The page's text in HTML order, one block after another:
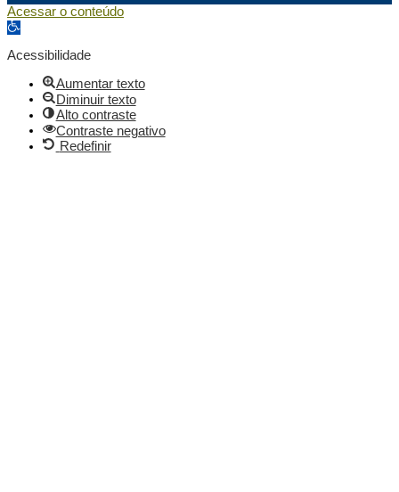
Acessar o conteúdo
Abrir a barra de ferramentas
Acessibilidade
Aumentar texto
Diminuir texto
Alto contraste
Contraste negativo
Redefinir